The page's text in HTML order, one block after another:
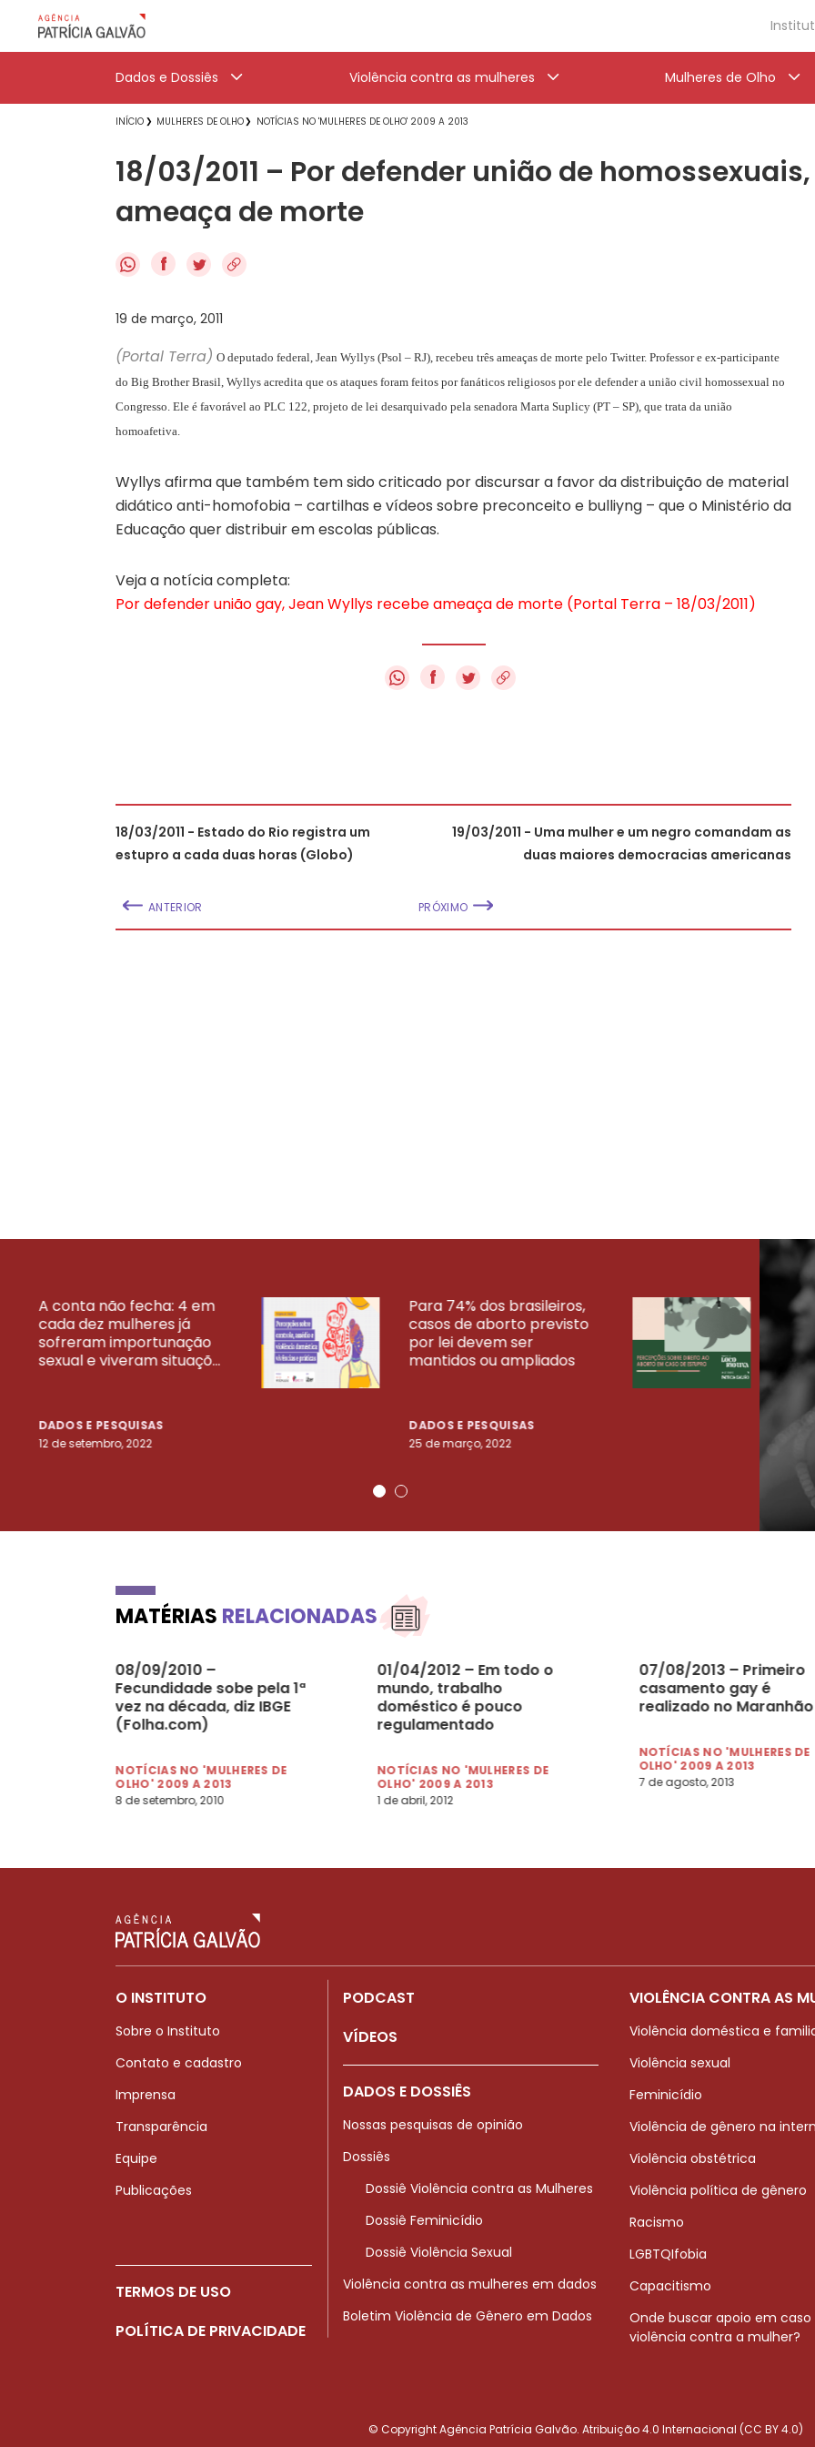
Dados e Dossiês Violência contra as mulheres Mulheres de Olho
INÍCIO MULHERES DE OLHO NOTÍCIAS NO 'MULHERES DE OLHO' 2009 A 2013
18/03/2011 – Por defender união de
ameaça de morte
f
19 de março, 2011
(Portal Terra) O deputado federal, Jean Wyllys (Psol – RJ), recebeu três ameaças de morte pelo Twitter. Professor e ex-participante
do Big Brother Brasil, Wyllys acredita que os ataques foram feitos por fanáticos religiosos por ele defender a união civil homossexual no
Congresso. Ele é favorável ao PLC 122, projeto de lei desarquivado pela senadora Marta Suplicy (PT – SP), que trata da união
homoafetiva.
Wyllys afirma que também tem sido criticado por discursar a favor da distribuição de material
didático anti-homofobia – cartilhas e vídeos sobre preconceito e bulliyng – que o Ministério da
Educação quer distribuir em escolas públicas.
Veja a notícia completa:
Por defender união gay, Jean Wyllys recebe ameaça de morte (Portal Terra – 18/03/2011)
f
18/03/2011 - Estado do Rio registra um
estupro a cada duas horas (Globo)
ANTERIOR
19/03/2011 - Uma mulher e um negro comandam as
duas maiores democracias americanas
PRÓXIMO
A conta não fecha: 4 em
cada dez mulheres já
sofreram importunação
sexual e viveram situaçõ...
DADOS E PESQUISAS
12 de setembro, 2022
Para 74% dos brasileiros,
casos de aborto previsto
por lei devem ser
mantidos ou ampliados
DADOS E PESQUISAS
25 de março, 2022
23
VEJA MAIS PESQUISAS
MATÉRIAS RELACIONADAS
08/09/2010 –
Fecundidade sobe pela 1ª
vez na década, diz IBGE
(Folha.com)
NOTÍCIAS NO 'MULHERES DE
OLHO' 2009 A 2013
8 de setembro, 2010
01/04/2012 – Em todo o
mundo, trabalho
doméstico é pouco
regulamentado
NOTÍCIAS NO 'MULHERES DE
OLHO' 2009 A 2013
1 de abril, 2012
07/08/2013 – Primeiro
casamento gay é
realizado no Maranhão
NOTÍCIAS NO 'MULHERES DE
OLHO' 2009 A 2013
7 de agosto, 2013
O INSTITUTO
Sobre o Instituto
Contato e cadastro
Imprensa
Transparência
Equipe
Publicações
TERMOS DE USO
POLÍTICA DE PRIVACIDADE
PODCAST
VÍDEOS
DADOS E DOSSIÊS
Nossas pesquisas de opinião
Dossiês
Dossiê Violência contra as Mulheres
Dossiê Feminicídio
Dossiê Violência Sexual
Violência contra as mulheres em dados
Boletim Violência de Gênero em Dados
VIOLÊNCIA CONTRA AS
Violência doméstica e
Violência sexual
Feminicídio
Violência de gênero na
Violência obstétrica
Violência política de gênero
Racismo
LGBTQIfobia
Capacitismo
Onde buscar apoio em caso
violência contra a mulher?
© Copyright Agência Patrícia Galvão. Atribuição 4.0 Internacional (CC BY 4.0)